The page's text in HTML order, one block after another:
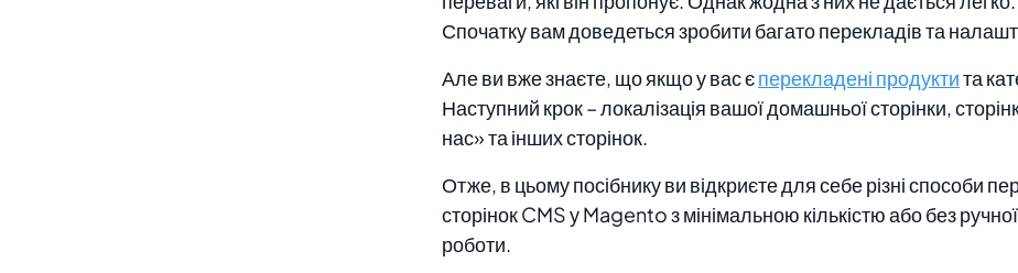
Спочатку вам доведеться зробити багато перекладів та
Але ви вже знаєте, що якщо у вас єперекладені продуктита
Наступний крок – локалізація вашої домашньої сторінки,
нас» та інших сторінок.
Отже, в цьому посібнику ви відкриєте для себе різні способи
сторінок CMS у Magento з мінімальною кількістю або без ручної
роботи.